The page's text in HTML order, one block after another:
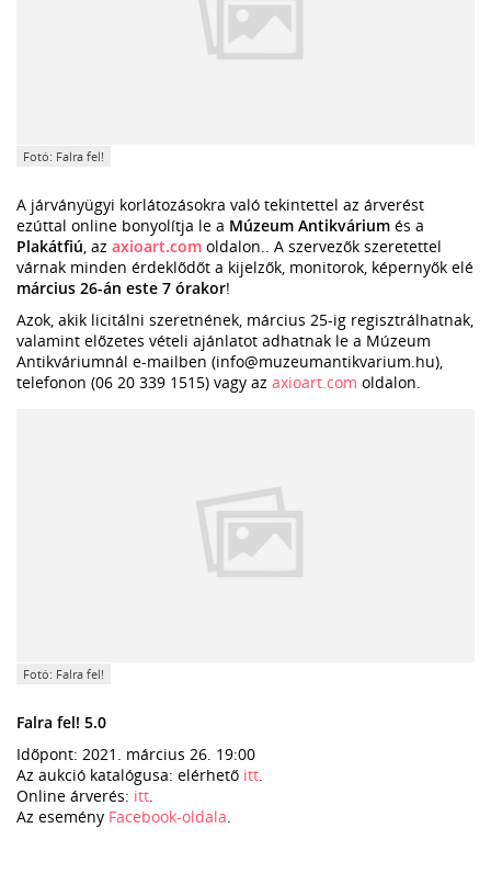
Fotó: Falra fel!
A járványügyi korlátozásokra való tekintettel az árverést
ezúttal online bonyolítja le a Múzeum Antikvárium és a
Plakátfiú, az axioart.com oldalon.. A szervezők szeretettel
várnak minden érdeklődőt a kijelzők, monitorok, képernyők elé
március 26-án este 7 órakor!
Azok, akik licitálni szeretnének, március 25-ig regisztrálhatnak,
valamint előzetes vételi ajánlatot adhatnak le a Múzeum
Antikváriumnál e-mailben (info@muzeumantikvarium.hu),
telefonon (06 20 339 1515) vagy az axioart.com oldalon.
Fotó: Falra fel!
Falra fel! 5.0
Időpont: 2021. március 26. 19:00
Az aukció katalógusa: elérhető itt.
Online árverés: itt.
Az esemény Facebook-oldala.